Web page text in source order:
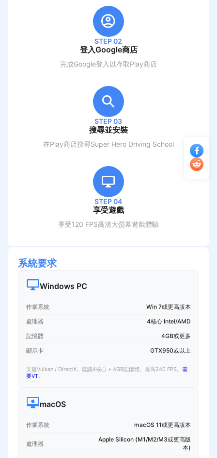
STEP 02
登入Google商店
完成Google登入以存取Play商店
STEP 03
搜尋並安裝
在Play商店搜尋Super Hero Driving School
STEP 04
享受遊戲
享受120 FPS高清大螢幕遊戲體驗
系統要求
Windows PC
作業系統
Win 7或更高版本
處理器
4核心 Intel/AMD
記憶體
4GB或更多
顯示卡
GTX950或以上
支援Vulkan / DirectX。建議4核心 + 4GB記憶體。最高240 FPS。 需
要VT。
macOS
作業系統 macOS 11或更高版本
處理器
Apple Silicon (M1/M2/M3或更高版
本)